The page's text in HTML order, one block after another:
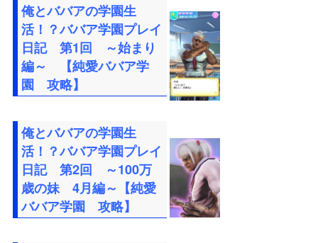
俺とババアの学園生
活！？ババア学園プレイ
日記 第1回 ～始まり
編～ 【純愛ババア学
園 攻略】
俺とババアの学園生
活！？ババア学園プレイ
日記 第2回 ～100万
歳の妹 4月編～【純愛
ババア学園 攻略】